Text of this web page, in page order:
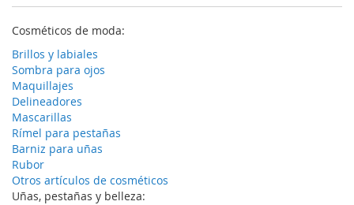
Cosméticos de moda:
Brillos y labiales
Sombra para ojos
Maquillajes
Delineadores
Mascarillas
Rímel para pestañas
Barniz para uñas
Rubor
Otros artículos de cosméticos
Uñas, pestañas y belleza: